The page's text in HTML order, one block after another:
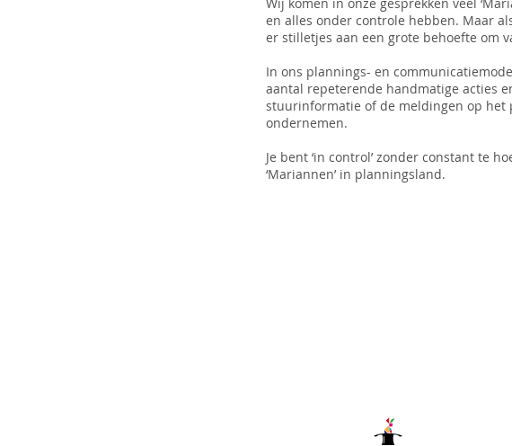
en alles onder controle hebben. Maar
er stilletjes aan een grote behoefte om
In ons plannings- en
aantal repeterende handmatige acties
stuurinformatie of de meldingen op het
ondernemen.
Je bent ‘in control’ zonder constant te
‘Mariannen’ in planningsland.